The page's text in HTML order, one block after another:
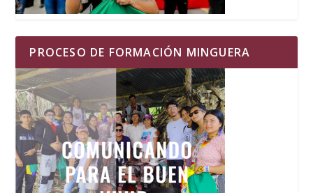
PROCESO DE FORMACIÓN MINGUERA